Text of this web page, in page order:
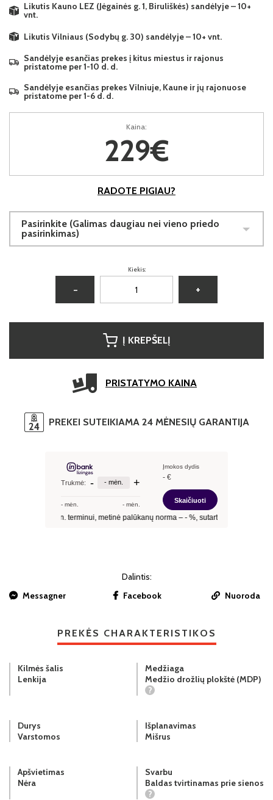
Likutis Kauno LEZ (Jėgainės g. 1, Biruliškės) sandėlyje – 10+
vnt.
Likutis Vilniaus (Sodybų g. 30) sandėlyje – 10+ vnt.
Sandėlyje esančias prekes į kitus miestus ir rajonus
pristatome per 1-10 d. d.
Sandėlyje esančias prekes Vilniuje, Kaune ir jų rajonuose
pristatome per 1-6 d. d.
Kaina:
229€
RADOTE PIGIAU?
Pasirinkite (Galimas daugiau nei vieno priedo
pasirinkimas)
Kiekis:
− +
Į KREPŠELĮ
PRISTATYMO KAINA
PREKEI SUTEIKIAMA 24 MĖNESIŲ GARANTIJA
Dalintis:
Messagner
Facebook Nuoroda
PREKĖS CHARAKTERISTIKOS
Kilmės šalis
Lenkija
Medžiaga
Medžio drožlių plokštė (MDP)
?
Durys
Varstomos
Išplanavimas
Mišrus
Apšvietimas
Nėra
Svarbu
Baldas tvirtinamas prie sienos
?